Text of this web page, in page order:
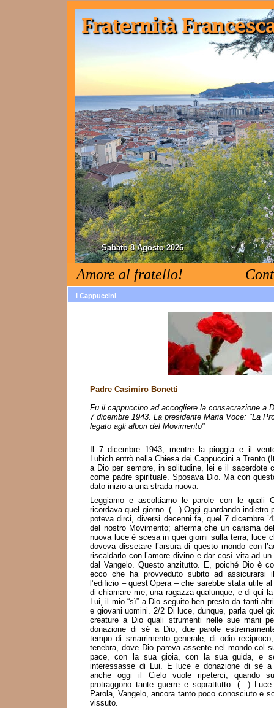
Sabato 8 Agosto 2026
Amore al fratello!
I Cappuccini
Padre Casimiro Bonetti
Fu il cappuccino ad accogliere la consacrazione a
7 dicembre 1943. La presidente Maria Voce: "La
legato agli albori del Movimento"
Il 7 dicembre 1943, mentre la pioggia e il
Lubich entrò nella Chiesa dei Cappuccini a Trento
a Dio per sempre, in solitudine, lei e il sacerdote
come padre spirituale. Sposava Dio. Ma con
dato inizio a una strada nuova.
Leggiamo e ascoltiamo le parole con le quali
ricordava quel giorno. (…) Oggi guardando indietro
poteva dirci, diversi decenni fa, quel 7 dicembre
del nostro Movimento; afferma che un carisma
nuova luce è scesa in quei giorni sulla terra, luce
doveva dissetare l’arsura di questo mondo con
riscaldarlo con l’amore divino e dar così vita ad
dal Vangelo. Questo anzitutto. E, poiché Dio è
ecco che ha provveduto subito ad assicurarsi
l’edificio – quest’Opera – che sarebbe stata utile
di chiamare me, una ragazza qualunque; e di qui
Lui, il mio “sì” a Dio seguito ben presto da tanti
e giovani uomini. 2/2 Di luce, dunque, parla quel
creature a Dio quali strumenti nelle sue mani
donazione di sé a Dio, due parole
tempo di smarrimento generale, di odio
tenebra, dove Dio pareva assente nel mondo col
pace, con la sua gioia, con la sua guida, e
interessasse di Lui. E luce e donazione di sé a
anche oggi il Cielo vuole ripeterci, quando
protraggono tante guerre e soprattutto. (…)
Parola, Vangelo, ancora tanto poco conosciuto e
vissuto.